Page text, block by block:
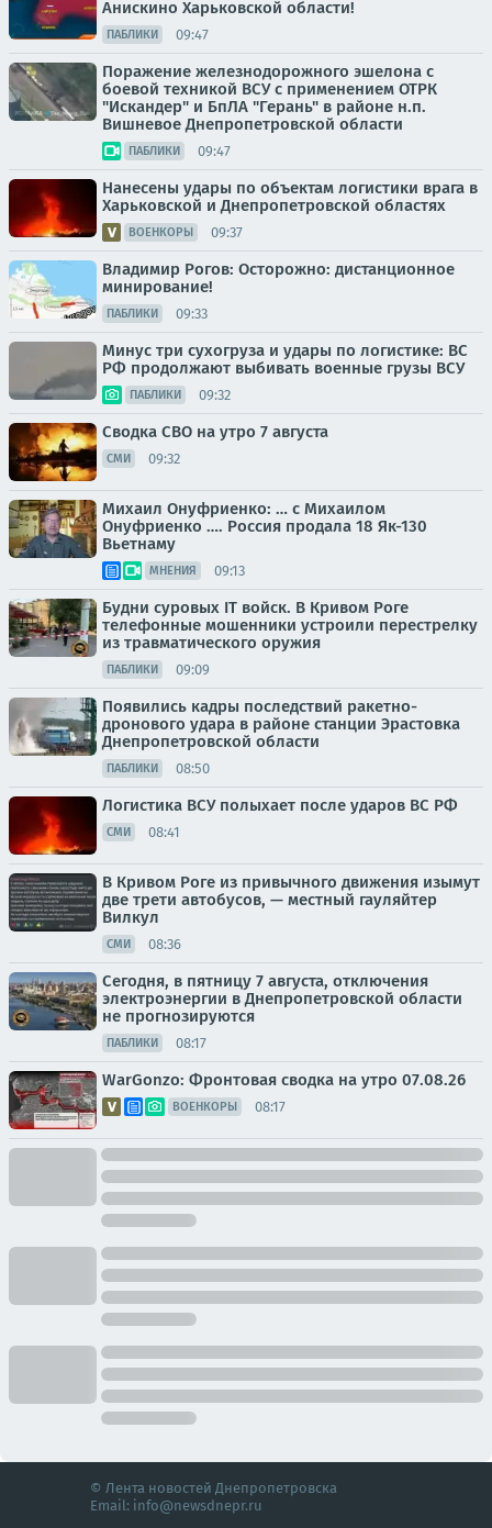
Анискино Харьковской области!
ПАБЛИКИ 09:47
Поражение железнодорожного эшелона с
боевой техникой ВСУ с применением ОТРК
"Искандер" и БпЛА "Герань" в районе н.п.
Вишневое Днепропетровской области
ПАБЛИКИ 09:47
Нанесены удары по объектам логистики врага в
Харьковской и Днепропетровской областях
ВОЕНКОРЫ 09:37
Владимир Рогов: Осторожно: дистанционное
минирование!
ПАБЛИКИ 09:33
Минус три сухогруза и удары по логистике: ВС
РФ продолжают выбивать военные грузы ВСУ
ПАБЛИКИ 09:32
Сводка СВО на утро 7 августа
СМИ 09:32
Михаил Онуфриенко: … с Михаилом
Онуфриенко …. Россия продала 18 Як-130
Вьетнаму
МНЕНИЯ 09:13
Будни суровых IT войск. В Кривом Роге
телефонные мошенники устроили перестрелку
из травматического оружия
ПАБЛИКИ 09:09
Появились кадры последствий ракетно-
дронового удара в районе станции Эрастовка
Днепропетровской области
ПАБЛИКИ 08:50
Логистика ВСУ полыхает после ударов ВС РФ
СМИ 08:41
В Кривом Роге из привычного движения изымут
две трети автобусов, — местный гауляйтер
Вилкул
СМИ 08:36
Сегодня, в пятницу 7 августа, отключения
электроэнергии в Днепропетровской области
не прогнозируются
ПАБЛИКИ 08:17
WarGonzo: Фронтовая сводка на утро 07.08.26
ВОЕНКОРЫ 08:17
© Лента новостей Днепропетровска
Email: info@newsdnepr.ru